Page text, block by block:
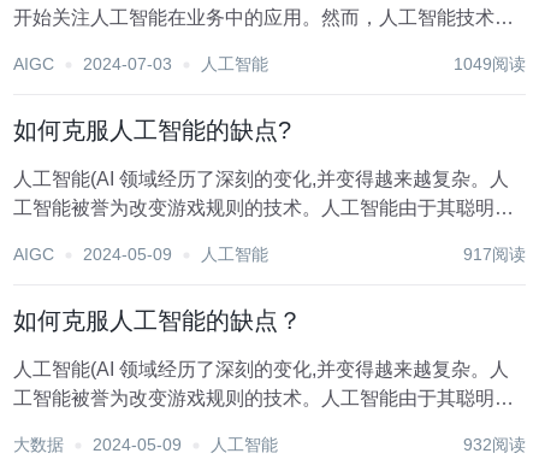
开始关注人工智能在业务中的应用。然而，人工智能技术的
和开发。AIGC（Artificial Intelligence General Compu...
AIGC 2024-07-03 人工智能 1049阅读
如何克服人工智能的缺点?
人工智能(AI 领域经历了深刻的变化,并变得越来越复杂。人
工智能被誉为改变游戏规则的技术。人工智能由于其聪明才
但它只能翻译语言。然而，自ChatGPT发布以来，该定义一
AIGC 2024-05-09 人工智能 917阅读
如何克服人工智能的缺点？
人工智能(AI 领域经历了深刻的变化,并变得越来越复杂。人
工智能被誉为改变游戏规则的技术。人工智能由于其聪明才
但它只能翻译语言。然而，自ChatGPT发布以来，该定义一
大数据 2024-05-09 人工智能 932阅读